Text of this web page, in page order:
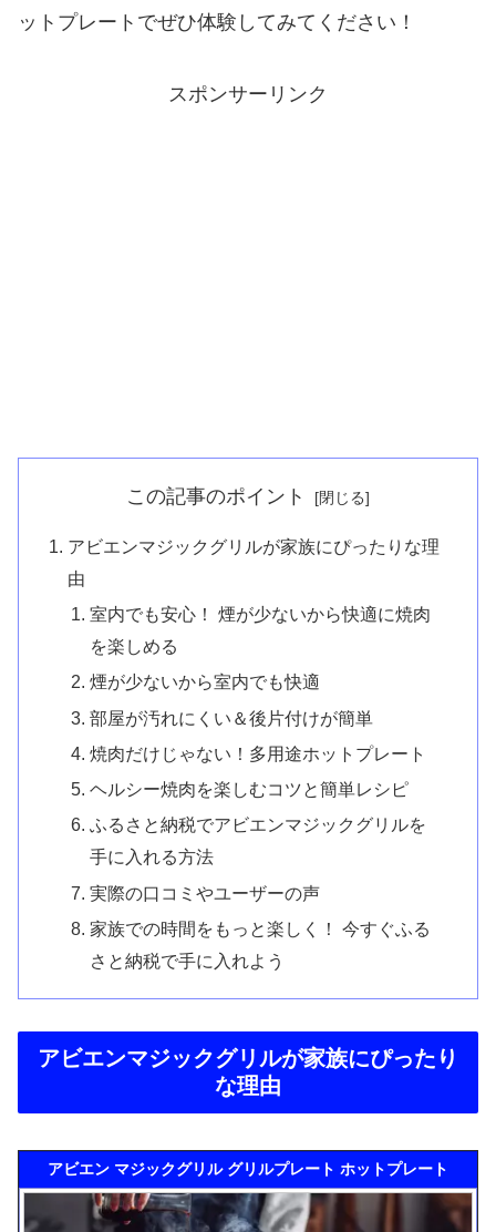
ットプレートでぜひ体験してみてください！
スポンサーリンク
この記事のポイント
アビエンマジックグリルが家族にぴったりな理
由
室内でも安心！ 煙が少ないから快適に焼肉
を楽しめる
煙が少ないから室内でも快適
部屋が汚れにくい＆後片付けが簡単
焼肉だけじゃない！多用途ホットプレート
ヘルシー焼肉を楽しむコツと簡単レシピ
ふるさと納税でアビエンマジックグリルを
手に入れる方法
実際の口コミやユーザーの声
家族での時間をもっと楽しく！ 今すぐふる
さと納税で手に入れよう
アビエンマジックグリルが家族にぴったり
な理由
アビエン マジックグリル グリルプレート ホットプレート